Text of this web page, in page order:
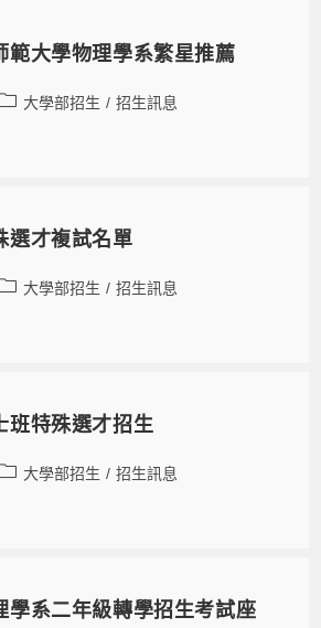
範大學物理學系繁星推薦
大學部招生 / 招生訊息
選才複試名單
大學部招生 / 招生訊息
班特殊選才招生
大學部招生 / 招生訊息
學系二年級轉學招生考試座